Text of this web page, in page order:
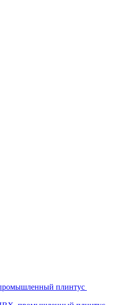
плинтус